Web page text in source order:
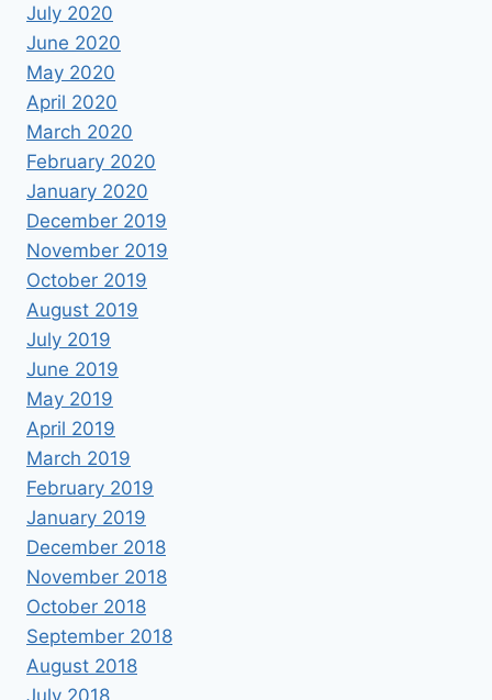
July 2020
June 2020
May 2020
April 2020
March 2020
February 2020
January 2020
December 2019
November 2019
October 2019
August 2019
July 2019
June 2019
May 2019
April 2019
March 2019
February 2019
January 2019
December 2018
November 2018
October 2018
September 2018
August 2018
July 2018